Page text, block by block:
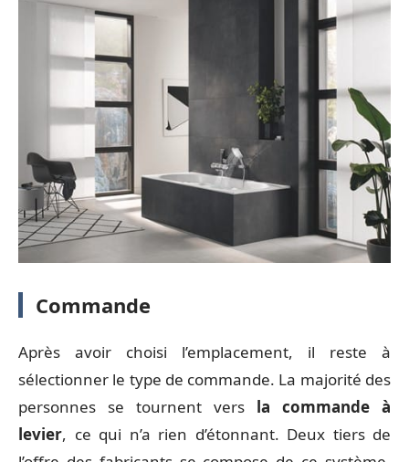
Commande
Après avoir choisi l’emplacement, il reste à
sélectionner le type de commande. La majorité des
personnes se tournent vers la commande à
levier, ce qui n’a rien d’étonnant. Deux tiers de